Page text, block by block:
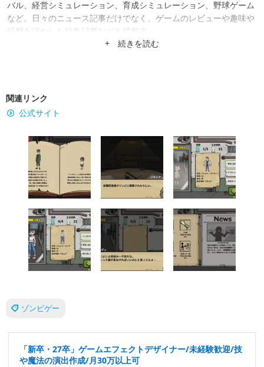
バル、経営シミュレーション、育成シミュレーション、野球ゲーム
など。日々のニュース記事だけでなく、ゲームのレビューや趣味や
経歴を活かした特集記事なども掲載中。
+ 続きを読む
関連リンク
公式サイト
ゾンビゲー
「新卒・27卒」ゲームエフェクトデザイナー/未経験歓迎/技
や魔法の演出作成/月30万以上可